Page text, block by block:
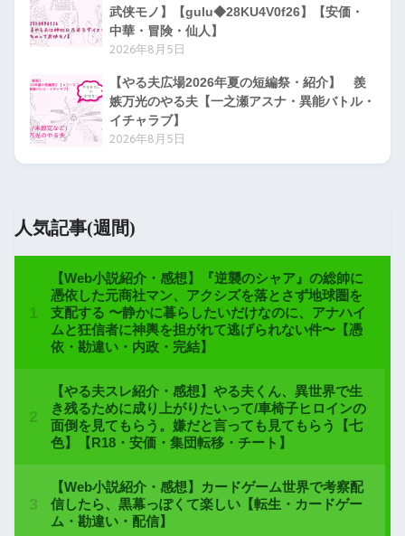
武侠モノ】【gulu◆28KU4V0f26】【安価・
中華・冒険・仙人】
2026年8月5日
【やる夫広場2026年夏の短編祭・紹介】 羨
嫉万光のやる夫【一之瀬アスナ・異能バトル・
イチャラブ】
2026年8月5日
人気記事(週間)